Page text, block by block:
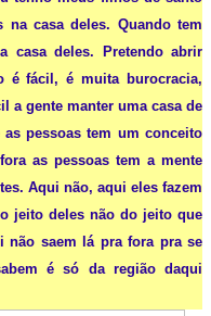
casa deles. Quando tem
casa deles. Pretendo abrir
é fácil, é muita burocracia,
a gente manter uma casa de
pessoas tem um conceito
as pessoas tem a mente
Aqui não, aqui eles fazem
jeito deles não do jeito que
não saem lá pra fora pra se
é só da região daqui